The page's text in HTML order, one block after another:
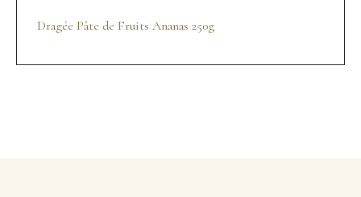
Dragée Pâte de Fruits Ananas 250g